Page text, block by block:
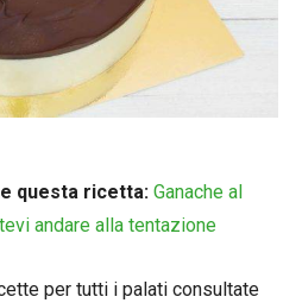
questa ricetta: Ganache al
andare alla tentazione
per tutti i palati consultate